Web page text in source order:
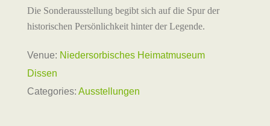
Die Sonderausstellung begibt sich auf die Spur der
historischen Persönlichkeit hinter der Legende.
Venue: Niedersorbisches Heimatmuseum
Dissen
Categories: Ausstellungen